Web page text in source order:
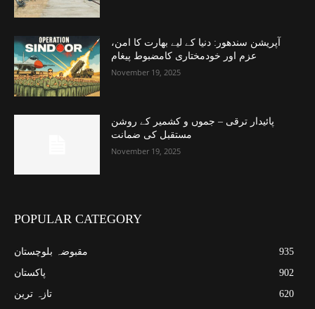
آپریشن سندھور: دنیا کے لیے بھارت کا امن،
عزم اور خودمختاری کامضبوط پیغام
November 19, 2025
پائیدار ترقی – جموں و کشمیر کے روشن
مستقبل کی ضمانت
November 19, 2025
POPULAR CATEGORY
مقبوضہ بلوچستان
935
پاکستان
902
تازہ ترین
620